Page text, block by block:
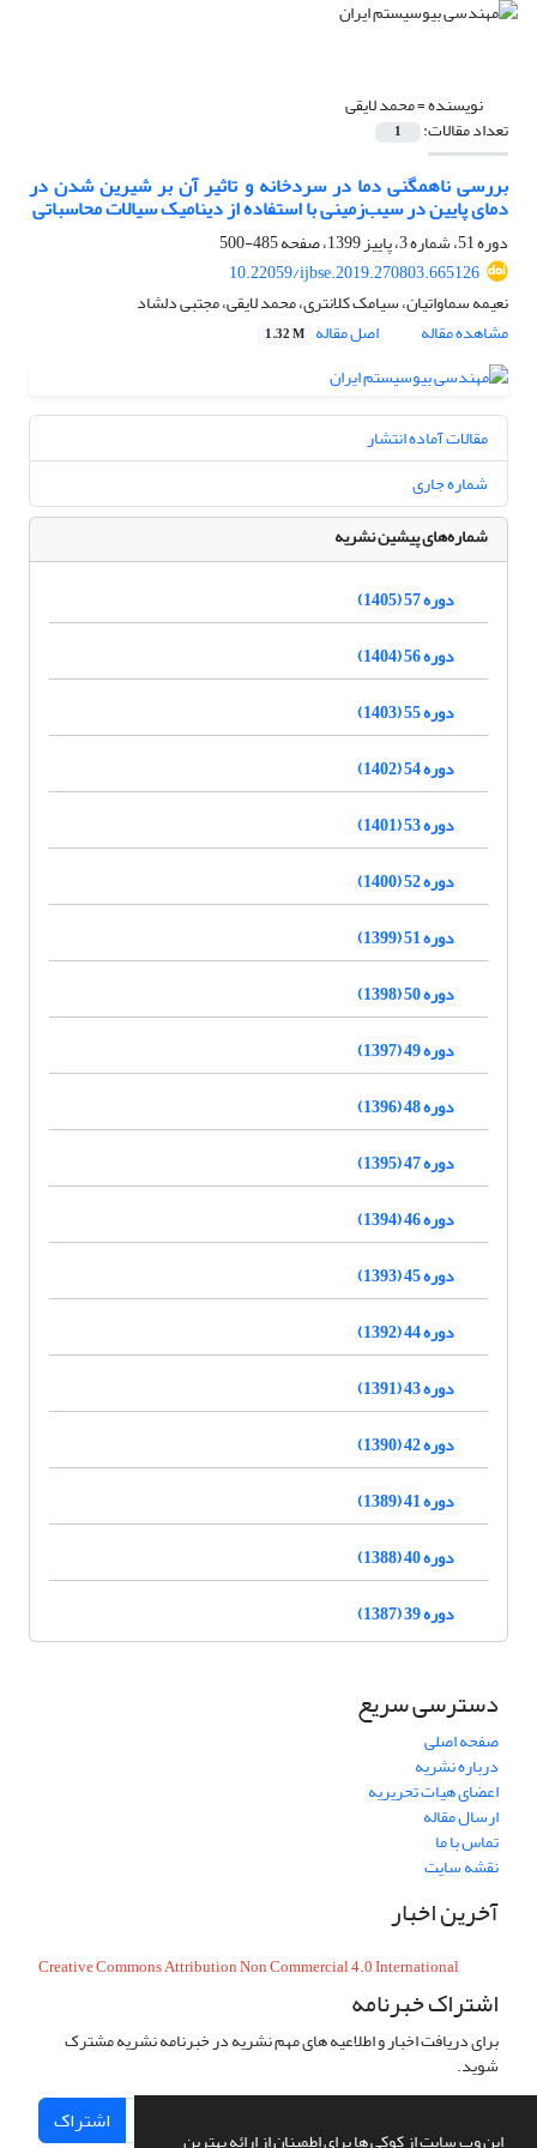
این وب سایت از کوکی ها برای اطمینان از ارائه بهترین
نویسنده =محمد لایقی
تعداد مقالات: 1
بررسی ناهمگنی دما در سردخانه و تاثیر آن بر شیرین شدن در
دمای پایین در سیب‌زمینی با استفاده از دینامیک سیالات محاسباتی
دوره 51، شماره 3، پاییز 1399، صفحه
485-500
10.22059/ijbse.2019.270803.665126
نعیمه سماواتیان، سیامک کلانتری، محمد لایقی، مجتبی دلشاد
مشاهده مقاله
اصل مقاله 1.32 M
مقالات آماده انتشار
شماره جاری
شماره‌های پیشین نشریه
دوره 57 (1405)
دوره 56 (1404)
دوره 55 (1403)
دوره 54 (1402)
دوره 53 (1401)
دوره 52 (1400)
دوره 51 (1399)
دوره 50 (1398)
دوره 49 (1397)
دوره 48 (1396)
دوره 47 (1395)
دوره 46 (1394)
دوره 45 (1393)
دوره 44 (1392)
دوره 43 (1391)
دوره 42 (1390)
دوره 41 (1389)
دوره 40 (1388)
دوره 39 (1387)
دسترسی سریع
صفحه اصلی
درباره نشریه
اعضای هیات تحریریه
ارسال مقاله
تماس با ما
نقشه سایت
آخرین اخبار
Creative Commons Attribution Non Commercial 4.0 International
اشتراک خبرنامه
برای دریافت اخبار و اطلاعیه های مهم نشریه در خبرنامه نشریه مشترک
شوید.
اشتراک